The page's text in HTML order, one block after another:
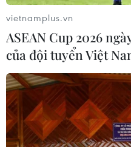
vietnamplus.vn
ASEAN Cup 2026
của đội tuyển Việt